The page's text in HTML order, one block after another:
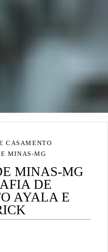
CASAMENTO
MINAS-MG
MINAS-MG
DE
AYALA E